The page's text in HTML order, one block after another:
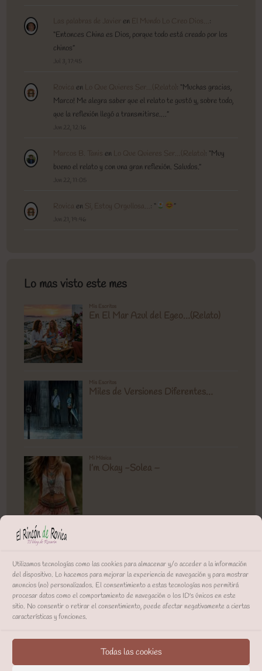
Utilizamos tecnologías como las cookies para almacenar y/o acceder a la información
del dispositivo. Lo hacemos para mejorar la experiencia de navegación y para mostrar
anuncios (no) personalizados. El consentimiento a estas tecnologías nos permitirá
procesar datos como el comportamiento de navegación o los ID's únicos en este
sitio. No consentir o retirar el consentimiento, puede afectar negativamente a ciertas
características y funciones.
Todas las cookies
Las palabras de Javier en El Mundo Lo Creo Dios… :
“Entonces China es Dios, porque todo está creado por los
chinos”
Jul 3, 17:45
Rovica en Lo Que Quieres Ser…(Relato) : “Muchas gracias,
Marco! Me alegra saber que el relato te gustó y, sobre todo,
que la reflexión llegó a transmitirse.…”
Jun 22, 12:16
Marcos B. Tanis en Lo Que Quieres Ser…(Relato) : “Muy
bueno el relato y con una gran reflexión. Saludos.”
Jun 22, 11:05
Rovica en Sí, Estoy Orgullosa… : “ ”
Jun 21, 19:46
Lo mas visto este mes